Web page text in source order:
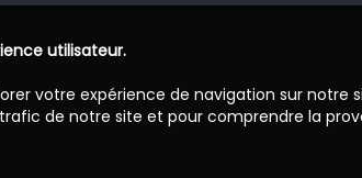
utilisateur.
votre expérience de navigation sur notre
de notre site et pour comprendre la